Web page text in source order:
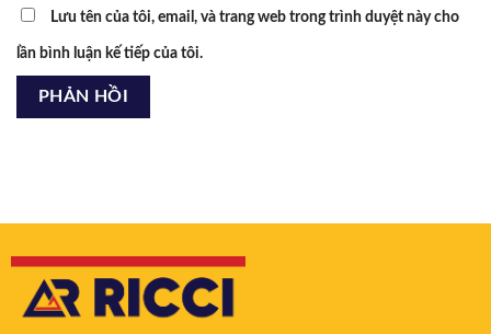
Lưu tên của tôi, email, và trang web trong trình duyệt này cho
lần bình luận kế tiếp của tôi.